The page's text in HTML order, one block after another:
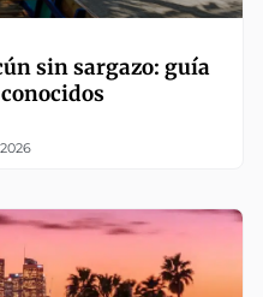
sin sargazo: guía